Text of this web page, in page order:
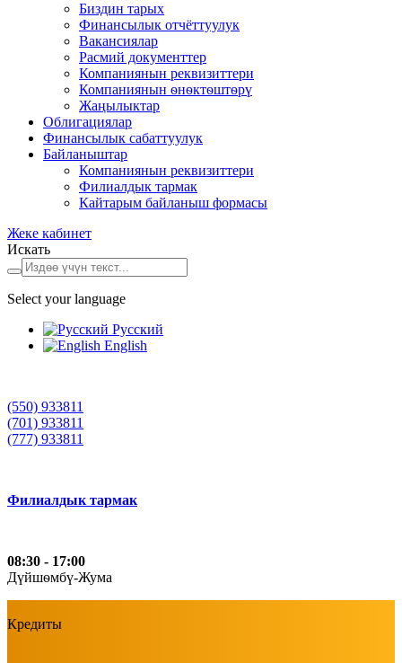
Биздин тарых
Финансылык отчёттуулук
Вакансиялар
Расмий документтер
Компаниянын реквизиттери
Компаниянын ѳнѳктѳштѳрү
Жаңылыктар
Облигациялар
Финансылык сабаттуулук
Байланыштар
Компаниянын реквизиттери
Филиалдык тармак
Кайтарым байланыш формасы
Жеке кабинет
Искать
Select your language
Русский
English
(550) 933811
(701) 933811
(777) 933811
Филиалдык тармак
08:30 - 17:00
Дүйшѳмбү-Жума
Кредиты